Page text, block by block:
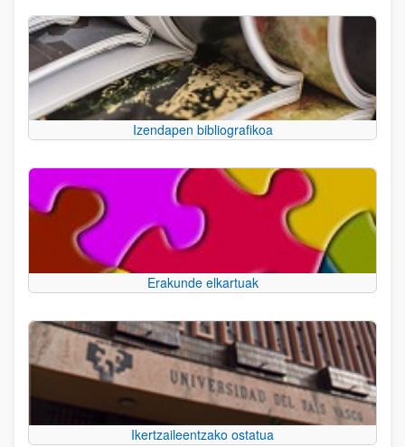
Izendapen bibliografikoa
Erakunde elkartuak
Ikertzaileentzako ostatua